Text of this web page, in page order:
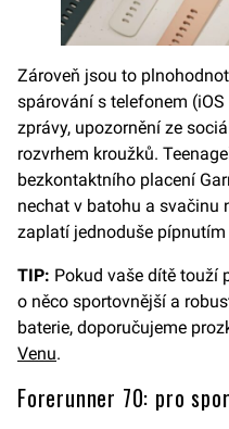
Zároveň jsou to
spárování s telefonem
zprávy, upozornění ze
rozvrhem kroužků.
bezkontaktního placení
nechat v batohu a svačinu
zaplatí jednoduše pípnutím
TIP: Pokud vaše dítě touží
o něco sportovnější a
baterie, doporučujeme
Venu.
Forerunner 70: pro